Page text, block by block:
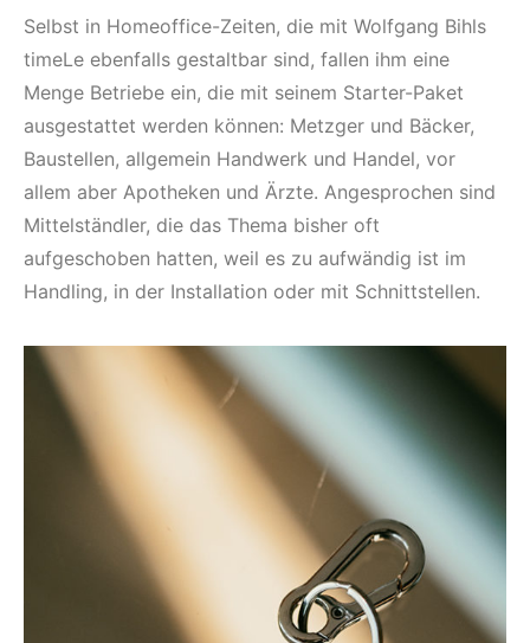
Selbst in Homeoffice-Zeiten, die mit Wolfgang Bihls
timeLe ebenfalls gestaltbar sind, fallen ihm eine
Menge Betriebe ein, die mit seinem Starter-Paket
ausgestattet werden können: Metzger und Bäcker,
Baustellen, allgemein Handwerk und Handel, vor
allem aber Apotheken und Ärzte. Angesprochen sind
Mittelständler, die das Thema bisher oft
aufgeschoben hatten, weil es zu aufwändig ist im
Handling, in der Installation oder mit Schnittstellen.